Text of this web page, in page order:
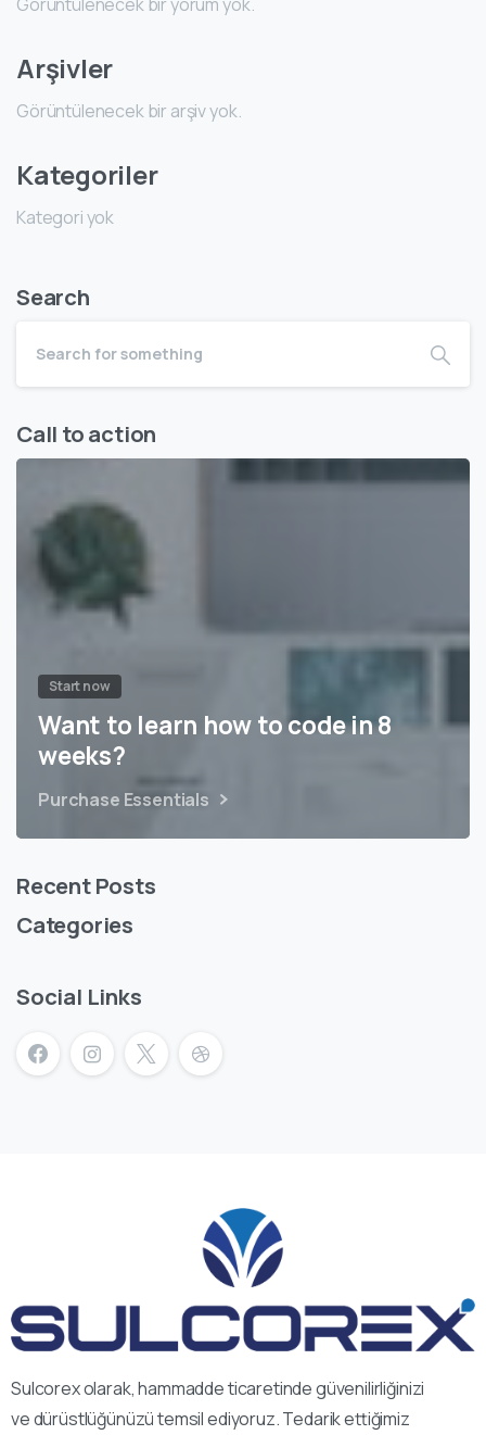
Arşivler
Görüntülenecek bir arşiv yok.
Kategoriler
Kategori yok
Search
Call to action
Start now
Want to learn how to code in 8
weeks?
Purchase Essentials
Recent Posts
Categories
Social Links
Sulcorex olarak, hammadde ticaretinde güvenilirliğinizi
ve dürüstlüğünüzü temsil ediyoruz. Tedarik ettiğimiz